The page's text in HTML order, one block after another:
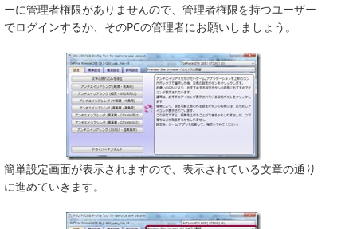
ーに管理者権限がありませんので、管理者権限を持つユーザー
でログインするか、そのPCの管理者にお願いしましょう。
簡単設定画面が表示されますので、表示されている文章の通り
に進めていきます。